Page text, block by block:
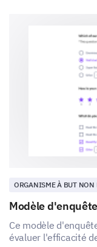
Let's examine
neighborhood
What kind of
better
Your
Finally, we
any specific
ORGANISME À BUT NON
Modèle
Ce modèle
évaluer l'efficacité